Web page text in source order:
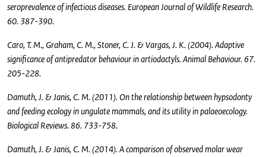
seroprevalence of infectious diseases. European Journal of Wildlife Research.
60. 387-390.
Caro, T. M., Graham, C. M., Stoner, C. J. & Vargas, J. K. (2004). Adaptive
significance of antipredator behaviour in artiodactyls. Animal Behaviour. 67.
205-228.
Damuth, J. & Janis, C. M. (2011). On the relationship between hypsodonty
and feeding ecology in ungulate mammals, and its utility in palaeoecology.
Biological Reviews. 86. 733-758.
Damuth, J. & Janis, C. M. (2014). A comparison of observed molar wear